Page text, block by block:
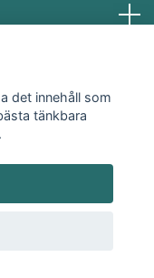
det innehåll som
tänkbara